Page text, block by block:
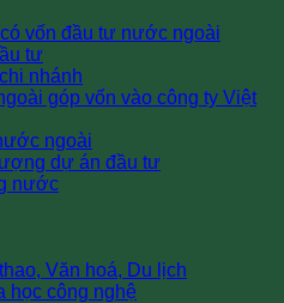
vốn đầu tư nước ngoài
tư
nhánh
góp vốn vào công ty Việt
ngoài
dự án đầu tư
nước
Văn hoá, Du lịch
học công nghệ